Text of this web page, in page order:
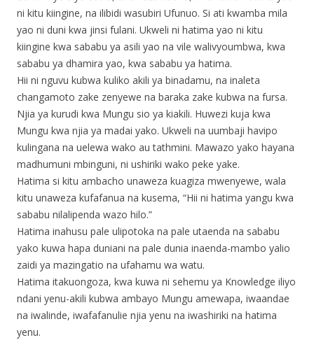
ni kitu kiingine, na ilibidi wasubiri Ufunuo. Si ati kwamba mila
yao ni duni kwa jinsi fulani. Ukweli ni hatima yao ni kitu
kiingine kwa sababu ya asili yao na vile walivyoumbwa, kwa
sababu ya dhamira yao, kwa sababu ya hatima.
Hii ni nguvu kubwa kuliko akili ya binadamu, na inaleta
changamoto zake zenyewe na baraka zake kubwa na fursa.
Njia ya kurudi kwa Mungu sio ya kiakili. Huwezi kuja kwa
Mungu kwa njia ya madai yako. Ukweli na uumbaji havipo
kulingana na uelewa wako au tathmini. Mawazo yako hayana
madhumuni mbinguni, ni ushiriki wako peke yake.
Hatima si kitu ambacho unaweza kuagiza mwenyewe, wala
kitu unaweza kufafanua na kusema, “Hii ni hatima yangu kwa
sababu nilalipenda wazo hilo.”
Hatima inahusu pale ulipotoka na pale utaenda na sababu
yako kuwa hapa duniani na pale dunia inaenda-mambo yalio
zaidi ya mazingatio na ufahamu wa watu.
Hatima itakuongoza, kwa kuwa ni sehemu ya Knowledge iliyo
ndani yenu-akili kubwa ambayo Mungu amewapa, iwaandae
na iwalinde, iwafafanulie njia yenu na iwashiriki na hatima
yenu.